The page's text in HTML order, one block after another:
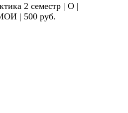
2 семестр | О |
МОИ | 500 руб.